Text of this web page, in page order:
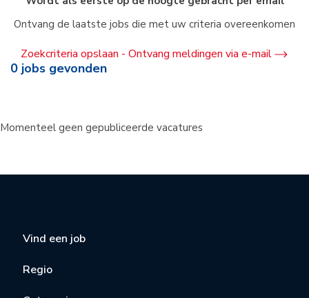
Ontvang de laatste jobs die met uw criteria overeenkomen
Zoekcriteria opslaan - Ontvang meldingen via e-mail
0 jobs gevonden
Momenteel geen gepubliceerde vacatures
Vind een job
Regio